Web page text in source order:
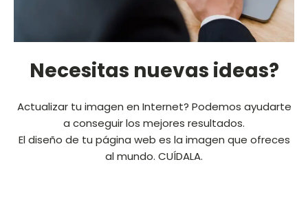
Necesitas nuevas ideas?
Actualizar tu imagen en Internet? Podemos ayudarte
a conseguir los mejores resultados.
El diseño de tu página web es la imagen que ofreces
al mundo. CUÍDALA.